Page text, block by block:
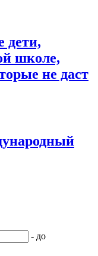
дети,
школе,
не даст
- до